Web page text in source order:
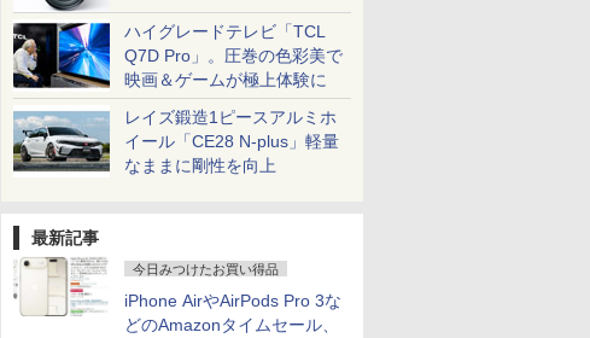
ハイグレードテレビ「TCL
Q7D Pro」。圧巻の色彩美で
映画＆ゲームが極上体験に
レイズ鍛造1ピースアルミホ
イール「CE28 N-plus」軽量
なままに剛性を向上
最新記事
今日みつけたお買い得品
iPhone AirやAirPods Pro 3な
どのAmazonタイムセール、